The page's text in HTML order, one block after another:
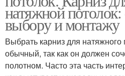
натяжной
выбору и монтажу
Выбрать карниз для
обычный, так как он должен
полотном. Часто эта часть